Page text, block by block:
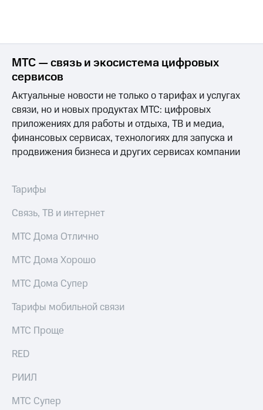
МТС — связь и экосистема цифровых
сервисов
Актуальные новости не только о тарифах и услугах
связи, но и новых продуктах МТС: цифровых
приложениях для работы и отдыха, ТВ и медиа,
финансовых сервисах, технологиях для запуска и
продвижения бизнеса и других сервисах компании
Тарифы
Связь, ТВ и интернет
МТС Дома Отлично
МТС Дома Хорошо
МТС Дома Супер
Тарифы мобильной связи
МТС Проще
RED
РИИЛ
МТС Супер